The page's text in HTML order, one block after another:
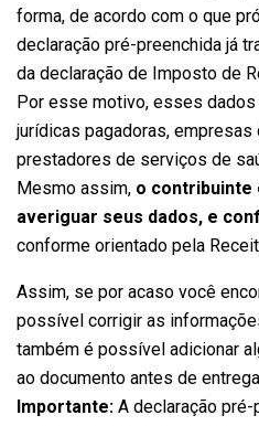
forma, de acordo com o que
declaração pré-preenchida já
da declaração de Imposto de
Por esse motivo, esses
jurídicas pagadoras,
prestadores de serviços de
Mesmo assim, o contribuinte
averiguar seus dados, e
conforme orientado pela
Assim, se por acaso você
possível corrigir as
também é possível adicionar
ao documento antes de
Importante: A declaração